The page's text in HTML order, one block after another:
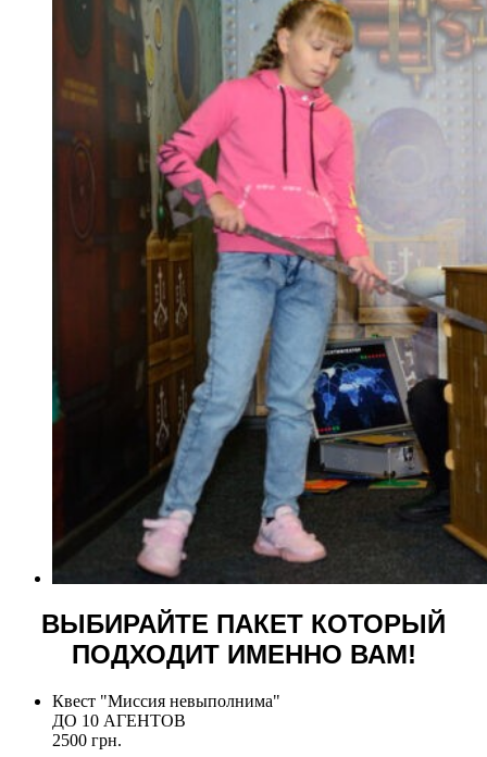
ВЫБИРАЙТЕ ПАКЕТ КОТОРЫЙ
ПОДХОДИТ ИМЕННО ВАМ!
Квест "Миссия невыполнима"
ДО 10 АГЕНТОВ
2500 грн.